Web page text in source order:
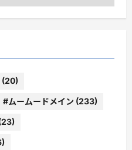
(20)
#ムームードメイン (233)